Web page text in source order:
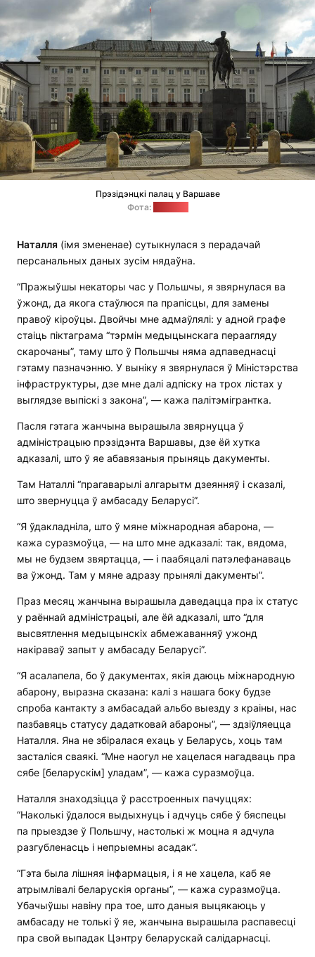
Прэзідэнцкі палац у Варшаве
Фота:
Наталля (імя змененае) сутыкнулася з перадачай
персанальных даных зусім нядаўна.
“Пражыўшы некаторы час у Польшчы, я звярнулася ва
ўжонд, да якога стаўлюся па прапісцы, для замены
правоў кіроўцы. Двойчы мне адмаўлялі: у адной графе
стаіць піктаграма “тэрмін медыцынскага пераагляду
скарочаны”, таму што ў Польшчы няма адпаведнасці
гэтаму пазначэнню. У выніку я звярнулася ў Міністэрства
інфраструктуры, дзе мне далі адпіску на трох лістах у
выглядзе выпіскі з закона”, — кажа палітэмігрантка.
Пасля гэтага жанчына вырашыла звярнуцца ў
адміністрацыю прэзідэнта Варшавы, дзе ёй хутка
адказалі, што ў яе абавязаныя прыняць дакументы.
Там Наталлі “прагаварылі алгарытм дзеянняў і сказалі,
што звернуцца ў амбасаду Беларусі”.
“Я ўдакладніла, што ў мяне міжнародная абарона, —
кажа суразмоўца, — на што мне адказалі: так, вядома,
мы не будзем звяртацца, — і паабяцалі патэлефанаваць
ва ўжонд. Там у мяне адразу прынялі дакументы”.
Праз месяц жанчына вырашыла даведацца пра іх статус
у раённай адміністрацыі, але ёй адказалі, што “для
высвятлення медыцынскіх абмежаванняў ужонд
накіраваў запыт у амбасаду Беларусі”.
“Я асалапела, бо ў дакументах, якія даюць міжнародную
абарону, выразна сказана: калі з нашага боку будзе
спроба кантакту з амбасадай альбо выезду з краіны, нас
пазбавяць статусу дадатковай абароны”, — здзіўляецца
Наталля. Яна не збіралася ехаць у Беларусь, хоць там
засталіся сваякі. “Мне наогул не хацелася нагадваць пра
сябе [беларускім] уладам”, — кажа суразмоўца.
Наталля знаходзіцца ў расстроенных пачуццях:
“Наколькі ўдалося выдыхнуць і адчуць сябе ў бяспецы
па прыездзе ў Польшчу, настолькі ж моцна я адчула
разгубленасць і непрыемны асадак”.
“Гэта была лішняя інфармацыя, і я не хацела, каб яе
атрымлівалі беларускія органы”, — кажа суразмоўца.
Убачыўшы навіну пра тое, што даныя выцякаюць у
амбасаду не толькі ў яе, жанчына вырашыла распавесці
пра свой выпадак Цэнтру беларускай салідарнасці.